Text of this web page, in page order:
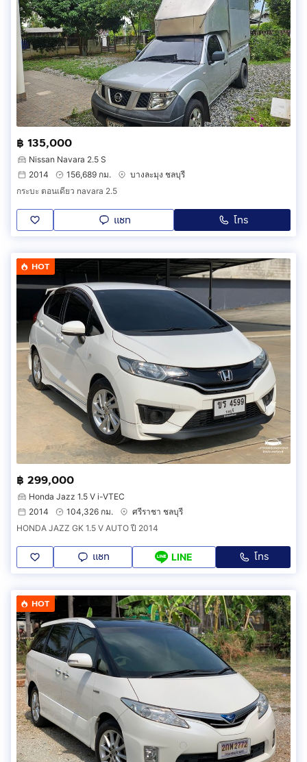
฿ 135,000
Nissan Navara 2.5 S
2014
156,689 กม.
บางละมุง ชลบุรี
กระบะ ตอนเดียว navara 2.5
แชท โทร
HOT
฿ 299,000
Honda Jazz 1.5 V i-VTEC
2014
104,326 กม.
ศรีราชา ชลบุรี
HONDA JAZZ GK 1.5 V AUTO ปี 2014
แชท LINE โทร
HOT